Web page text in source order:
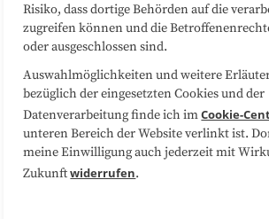
Risiko, dass dortige Behörden auf die
zugreifen können und die
oder ausgeschlossen sind.
Auswahlmöglichkeiten und weitere
bezüglich der eingesetzten Cookies und der
Datenverarbeitung finde ich imCookie-
unteren Bereich der Website verlinkt ist.
meine Einwilligung auch jederzeit mit
Zukunftwiderrufen.